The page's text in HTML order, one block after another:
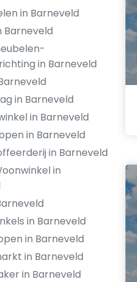
in Barneveld
Barneveld
in Barneveld
in Barneveld
in Barneveld
in Barneveld
in Barneveld
in
in Barneveld
in Barneveld
in Barneveld
in Barneveld